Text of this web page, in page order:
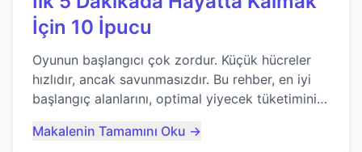
İçin 10 İpucu
Oyunun başlangıcı çok zordur. Küçük hücreler
hızlıdır, ancak savunmasızdır. Bu rehber, en iyi
başlangıç alanlarını, optimal yiyecek tüketimini
kaçınacağınızı anlatıyor...
Makalenin Tamamını Oku →